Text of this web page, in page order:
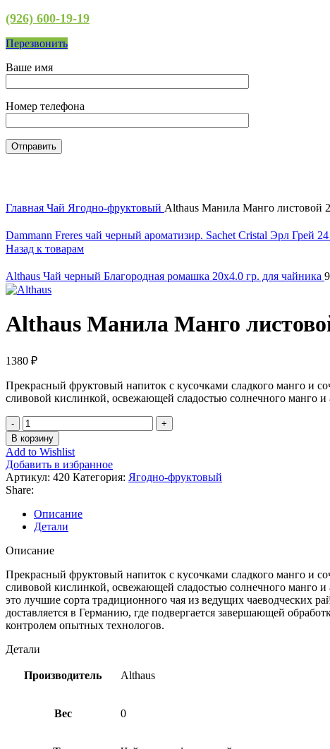
(926) 600-19-19
Перезвонить
Ваше имя
Номер телефона
Главная Чай Ягодно-фруктовый Althaus Манила Манго листовой
Dammann Freres чай черный ароматизир. Sachet Cristal Эрл Грей
Назад к товарам
Althaus Чай черный Благородная ромашка 20х4.0 гр. для чайника
Althaus Манила Манго
1380 ₽
Прекрасный фруктовый напиток с кусочками сладкого манго и
сливовой кислинкой, освежающей сладостью солнечного манго
Количество
товара
Althaus
Манила
Манго
листовой
250г.
В корзину
Add to Wishlist
Добавить в избранное
Артикул: 420 Категория: Ягодно-фруктовый
Share:
Описание
Детали
Описание
Прекрасный фруктовый напиток с кусочками сладкого манго и
сливовой кислинкой, освежающей сладостью солнечного манго
это лучшие сорта традиционного чая из ведущих чаеводческих
доставляется в Германию, где подвергается завершающей
контролем опытных технологов.
Детали
Производитель Althaus
Вес 0